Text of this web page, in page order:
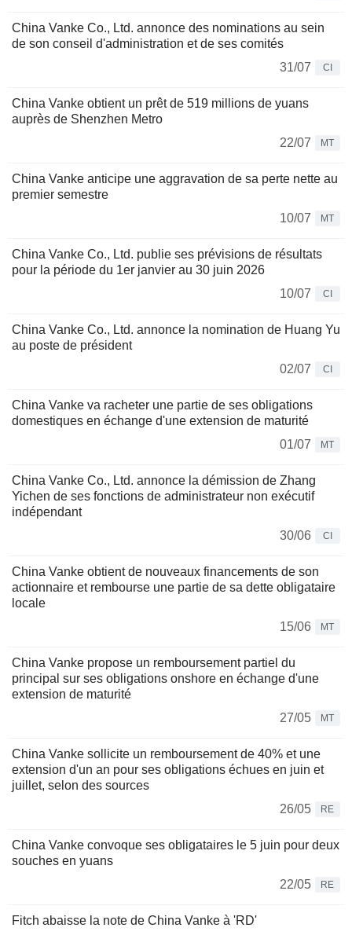
China Vanke Co., Ltd. annonce des nominations au sein
de son conseil d'administration et de ses comités
31/07
CI
China Vanke obtient un prêt de 519 millions de yuans
auprès de Shenzhen Metro
22/07
MT
China Vanke anticipe une aggravation de sa perte nette au
premier semestre
10/07
MT
China Vanke Co., Ltd. publie ses prévisions de résultats
pour la période du 1er janvier au 30 juin 2026
10/07
CI
China Vanke Co., Ltd. annonce la nomination de Huang Yu
au poste de président
02/07
CI
China Vanke va racheter une partie de ses obligations
domestiques en échange d'une extension de maturité
01/07
MT
China Vanke Co., Ltd. annonce la démission de Zhang
Yichen de ses fonctions de administrateur non exécutif
indépendant
30/06
CI
China Vanke obtient de nouveaux financements de son
actionnaire et rembourse une partie de sa dette obligataire
locale
15/06
MT
China Vanke propose un remboursement partiel du
principal sur ses obligations onshore en échange d'une
extension de maturité
27/05
MT
China Vanke sollicite un remboursement de 40% et une
extension d'un an pour ses obligations échues en juin et
juillet, selon des sources
26/05
RE
China Vanke convoque ses obligataires le 5 juin pour deux
souches en yuans
22/05
RE
Fitch abaisse la note de China Vanke à 'RD'